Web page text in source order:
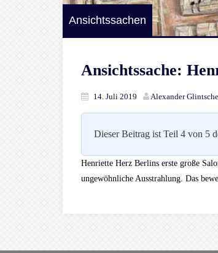
Ansichtssachen
Ansichtssache:
14. Juli 2019 Alexander
Dieser Beitrag ist Teil 4 von 5
Henriette Herz Berlins erste große
ungewöhnliche Ausstrahlung. Das